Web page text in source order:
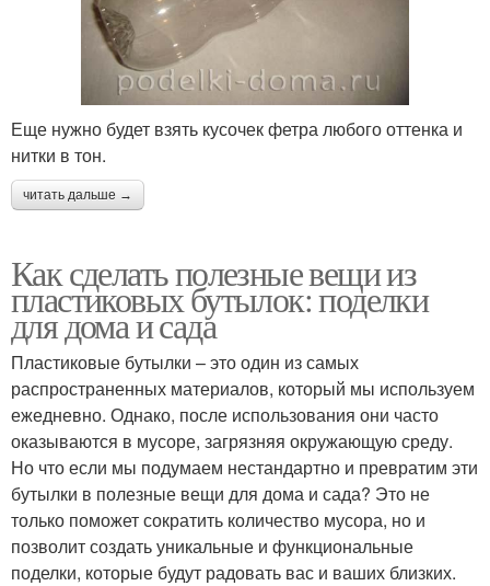
Еще нужно будет взять кусочек фетра любого оттенка и
нитки в тон.
читать дальше →
Как сделать полезные вещи из
пластиковых бутылок: поделки
для дома и сада
Пластиковые бутылки – это один из самых
распространенных материалов, который мы используем
ежедневно. Однако, после использования они часто
оказываются в мусоре, загрязняя окружающую среду.
Но что если мы подумаем нестандартно и превратим эти
бутылки в полезные вещи для дома и сада? Это не
только поможет сократить количество мусора, но и
позволит создать уникальные и функциональные
поделки, которые будут радовать вас и ваших близких.